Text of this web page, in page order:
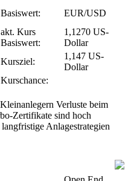
Basiswert: EUR/USD
akt. Kurs
Basiswert:
1,1270 US-
Dollar
Kursziel:
1,147 US-
Dollar
Kurschance:
Verluste beim
Zertifikate sind hoch
Anlagestrategien